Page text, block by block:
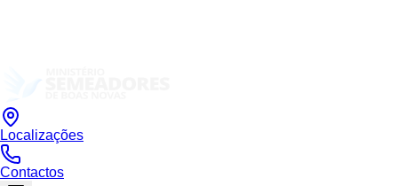
Localizações
Contactos